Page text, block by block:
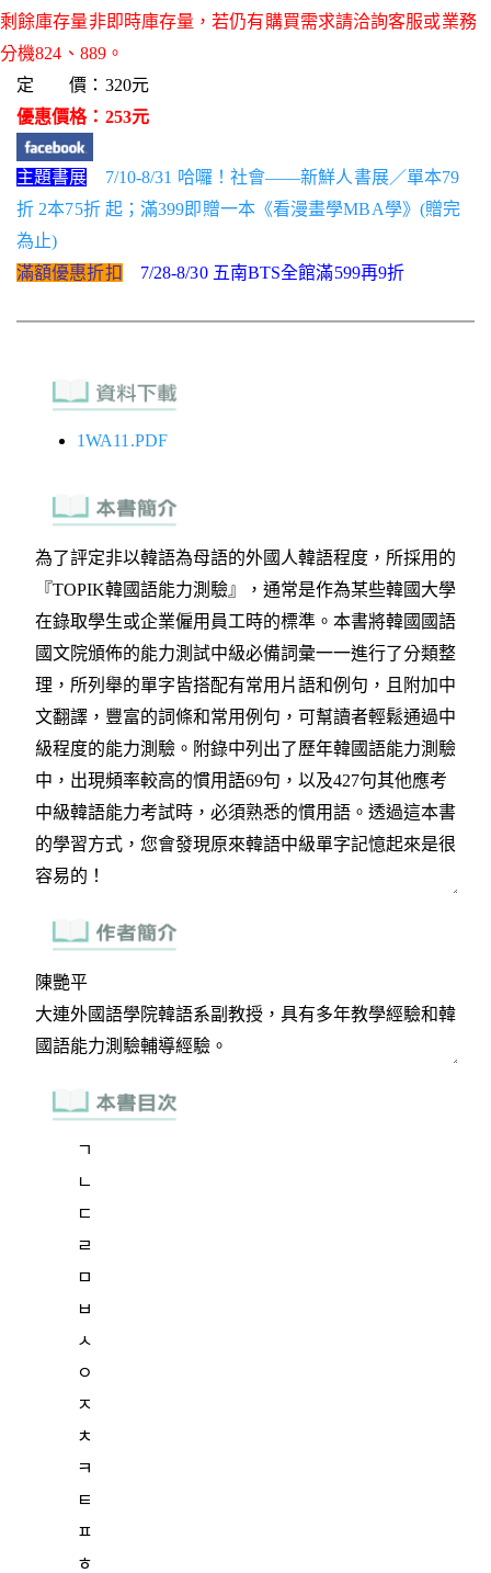
剩餘庫存量非即時庫存量，若仍有購買需求請洽詢客服或業務
分機824、889。
定 價：320元
優惠價格：253元
主題書展
7/10-8/31 哈囉！社會——新鮮人書展／單本79
折 2本75折 起；滿399即贈一本《看漫畫學MBA學》(贈完
為止)
滿額優惠折扣
7/28-8/30 五南BTS全館滿599再9折
1WA11.PDF
ㄱ
ㄴ
ㄷ
ㄹ
ㅁ
ㅂ
ㅅ
ㅇ
ㅈ
ㅊ
ㅋ
ㅌ
ㅍ
ㅎ